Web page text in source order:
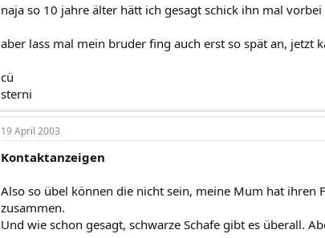
naja so 10 jahre älter hätt ich gesagt schick ihn mal vorbei
aber lass mal mein bruder fing auch erst so spät an, jetzt
cü
sterni
19 April 2003
Kontaktanzeigen
Also so übel können die nicht sein, meine Mum hat ihren
zusammen.
Und wie schon gesagt, schwarze Schafe gibt es überall.